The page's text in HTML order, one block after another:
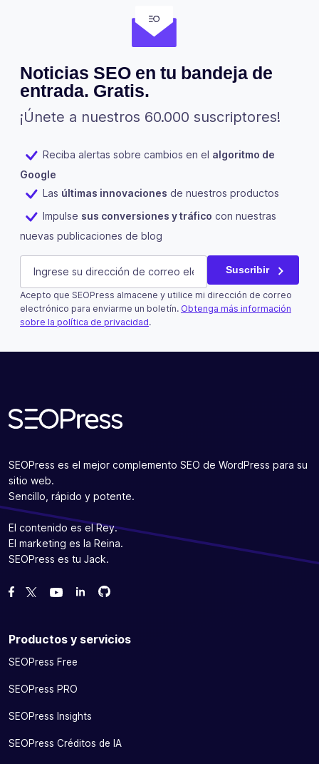
Noticias SEO en tu bandeja de
entrada. Gratis.
¡Únete a nuestros 60.000 suscriptores!
Reciba alertas sobre cambios en el algoritmo de
Google
Las últimas innovaciones de nuestros productos
Impulse sus conversiones y tráfico con nuestras
nuevas publicaciones de blog
LinkedIn
Este campo es un campo de validación y debe quedar
E-mail (Obligatorio) Suscribir
Acepto que SEOPress almacene y utilice mi dirección de correo
electrónico para enviarme un boletín. Obtenga más información
sobre la política de privacidad.
SEOPress es el mejor complemento SEO de WordPress para su
sitio web.
Sencillo, rápido y potente.
El contenido es el Rey.
El marketing es la Reina.
SEOPress es tu Jack.
Danos like en Facebook
Síguenos en Twitter
Míranos en YouTube
Bifurcanos en GitHub
Bifurcanos en GitHub
Productos y servicios
SEOPress Free
SEOPress PRO
SEOPress Insights
SEOPress Créditos de IA